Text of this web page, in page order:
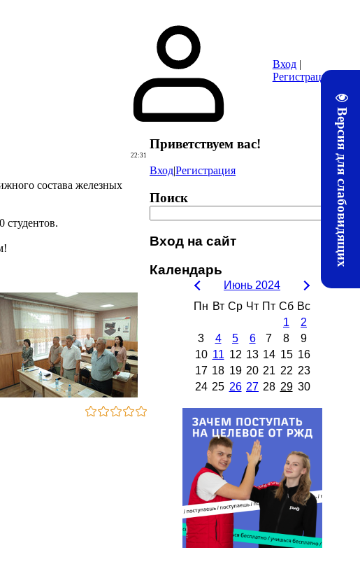
Версия для слабовидящих
Методические материалы ЛТЖТ
Вход|
Регистрация
22:31
состава железных
Приветствуем вас!
Вход|Регистрация
Поиск
Вход на сайт
Календарь
Июнь 2024
Пн Вт Ср Чт Пт Сб Вс
1
2
3
4 5 6 7 8
9
10 11 12 13 14 15 16
17 18 19 20 21 22 23
24 25 26 27 28 29 30